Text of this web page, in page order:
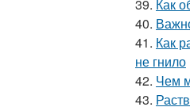
39. Как
40.
41. Как
не гнило
42. Чем
43.